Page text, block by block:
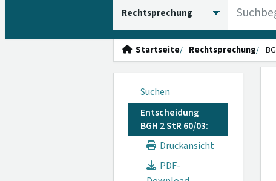
Startseite Rechtsprechung
Suchen
Entscheidung
BGH 2 StR 60/03:
Druckansicht
PDF-